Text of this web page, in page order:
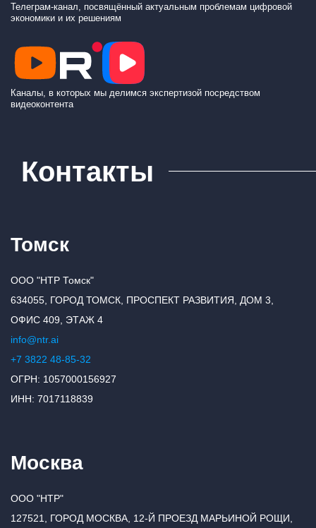
Телеграм-канал, посвящённый актуальным проблемам цифровой
экономики и их решениям
Каналы, в которых мы делимся экспертизой посредством
видеоконтента
Контакты
Томск
ООО "НТР Томск"
634055, ГОРОД ТОМСК, ПРОСПЕКТ РАЗВИТИЯ, ДОМ 3,
ОФИС 409, ЭТАЖ 4
info@ntr.ai
+7 3822 48-85-32
ОГРН: 1057000156927
ИНН: 7017118839
Москва
ООО "НТР"
127521, ГОРОД МОСКВА, 12-Й ПРОЕЗД МАРЬИНОЙ РОЩИ,